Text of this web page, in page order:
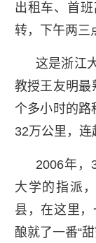
出租车、首
转，下午两三
这是浙江
教授王友明最
个多小时的路
32万公里，连
2006年，
大学的指派
县，在这里
酿就了一番“甜